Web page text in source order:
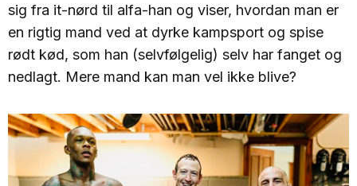
sig fra it-nørd til alfa-han og viser, hvordan man er
en rigtig mand ved at dyrke kampsport og spise
rødt kød, som han (selvfølgelig) selv har fanget og
nedlagt. Mere mand kan man vel ikke blive?